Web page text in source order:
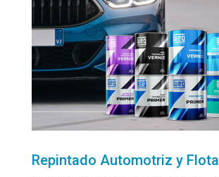
Repintado Automotriz y Flota